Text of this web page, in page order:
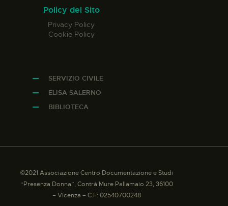
Policy del Sito
Privacy Policy
Cookie Policy
SERVIZIO CIVILE
ELISA SALERNO
BIBLIOTECA
©2021 Associazione Centro Documentazione e Studi
“Presenza Donna”, Contrà Mure Pallamaio 23, 36100
– Vicenza – C.F: 02540700248